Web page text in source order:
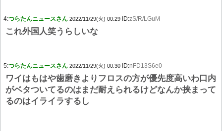
4:つらたんニュースさん 2022/11/29(火) 00:29 ID:zS/R/LGuM
これ外国人笑うらしいな
5:つらたんニュースさん 2022/11/29(火) 00:30 ID:nFD13S6e0
ワイはもはや歯磨きよりフロスの方が優先度高いわ口内
がベタついてるのはまだ耐えられるけどなんか挟まって
るのはイライラするし